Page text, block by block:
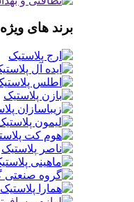
برند های ویژه